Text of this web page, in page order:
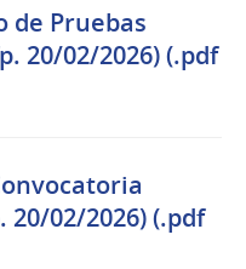
de Pruebas
20/02/2026) (.pdf
02/2026) (.pdf